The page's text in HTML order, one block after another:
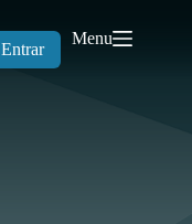
Entrar
Menu